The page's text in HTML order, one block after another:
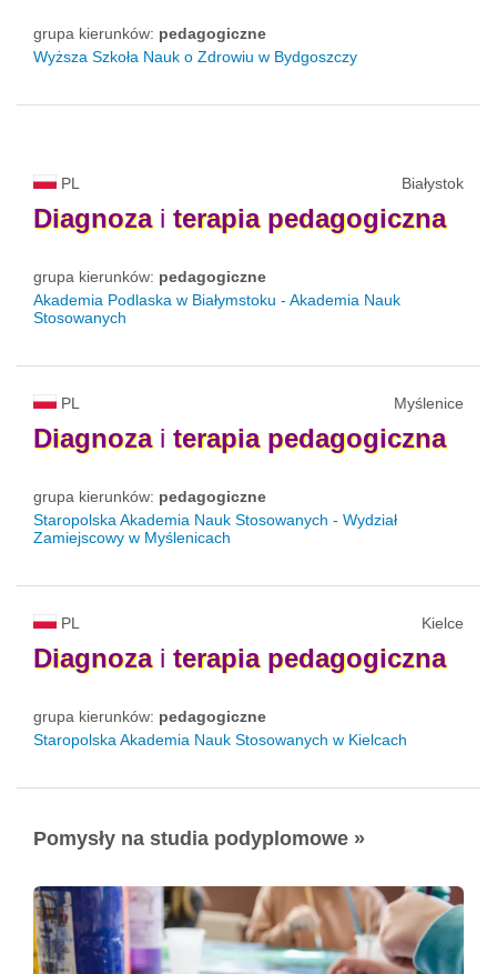
grupa kierunków: pedagogiczne
Wyższa Szkoła Nauk o Zdrowiu w Bydgoszczy
PL Białystok
Diagnozai terapia pedagogiczna
grupa kierunków: pedagogiczne
Akademia Podlaska w Białymstoku - Akademia Nauk
Stosowanych
PL Myślenice
Diagnozai terapia pedagogiczna
grupa kierunków: pedagogiczne
Staropolska Akademia Nauk Stosowanych - Wydział
Zamiejscowy w Myślenicach
PL Kielce
Diagnozai terapia pedagogiczna
grupa kierunków: pedagogiczne
Staropolska Akademia Nauk Stosowanych w Kielcach
Pomysły na studia podyplomowe »